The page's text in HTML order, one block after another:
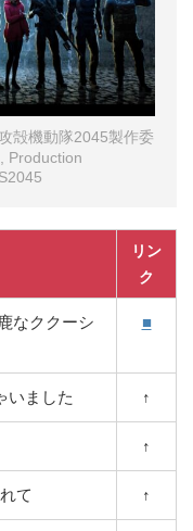
殻機動隊2045製作委
Production
リン
ク
なククーシ
■
いました ↑
↑
て ↑